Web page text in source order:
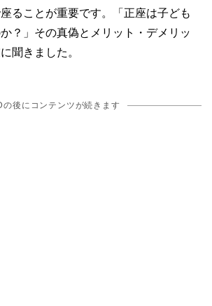
ることが重要です。「正座は子ども
？」その真偽とメリット・デメリッ
聞きました。
の後にコンテンツが続きます